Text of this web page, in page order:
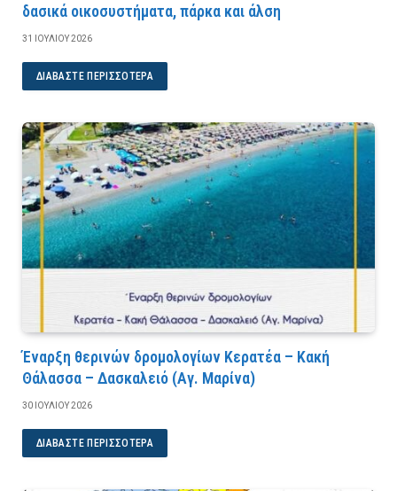
δασικά οικοσυστήματα, πάρκα και άλση
31 ΙΟΥΛΊΟΥ 2026
ΔΙΑΒΆΣΤΕ ΠΕΡΙΣΣΌΤΕΡΑ
Έναρξη θερινών δρομολογίων Κερατέα – Κακή
Θάλασσα – Δασκαλειό (Αγ. Μαρίνα)
30 ΙΟΥΛΊΟΥ 2026
ΔΙΑΒΆΣΤΕ ΠΕΡΙΣΣΌΤΕΡΑ